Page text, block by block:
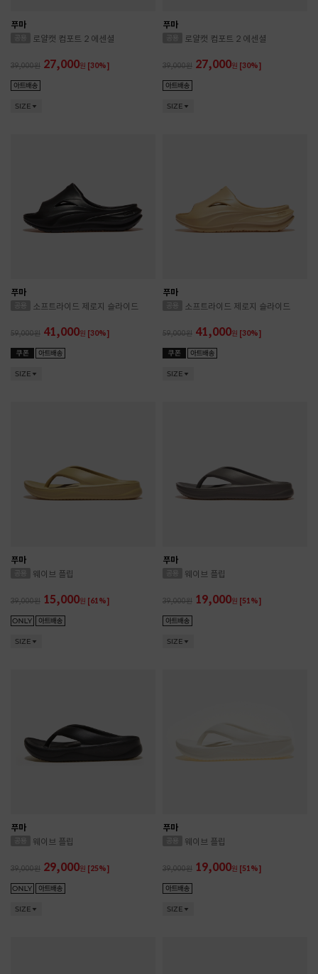
푸마
로얄캣 컴포트 2 에센셜
39,000 27,000원 [30%]
SIZE
푸마
로얄캣 컴포트 2 에센셜
39,000 27,000원 [30%]
SIZE
푸마
소프트라이드 제로지 슬라이드
59,000 41,000원 [30%]
SIZE
푸마
소프트라이드 제로지 슬라이드
59,000 41,000원 [30%]
SIZE
푸마
웨이브 플립
39,000 15,000원 [61%]
SIZE
푸마
웨이브 플립
39,000 19,000원 [51%]
SIZE
푸마
웨이브 플립
39,000 29,000원 [25%]
SIZE
푸마
웨이브 플립
39,000 19,000원 [51%]
SIZE